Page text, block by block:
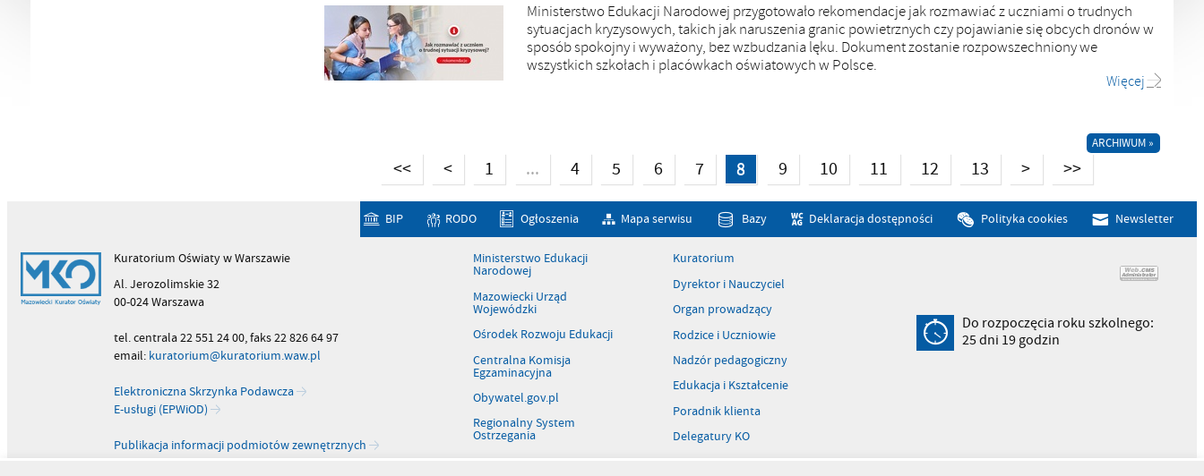
Ministerstwo Edukacji Narodowej przygotowało rekomendacje jak rozmawiać z uczniami o trudnych
sytuacjach kryzysowych, takich jak naruszenia granic powietrznych czy pojawianie się obcych dronów w
sposób spokojny i wyważony, bez wzbudzania lęku. Dokument zostanie rozpowszechniony we
wszystkich szkołach i placówkach oświatowych w Polsce.
Więcej
ARCHIWUM »
<< < 1 ... 4 5 6 7 8 9 10 11 12 13 > >>
Kuratorium Oświaty w Warszawie
Al. Jerozolimskie 32
00-024 Warszawa
tel. centrala 22 551 24 00, faks 22 826 64 97
email: kuratorium@kuratorium.waw.pl
Elektroniczna Skrzynka Podawcza
E-usługi (EPWiOD)
Publikacja informacji podmiotów zewnętrznych
BIP RODO Ogłoszenia Mapa serwisu Bazy Deklaracja dostępności Polityka cookies Newsletter
Ministerstwo Edukacji
Narodowej
Mazowiecki Urząd
Wojewódzki
Ośrodek Rozwoju Edukacji
Centralna Komisja
Egzaminacyjna
Obywatel.gov.pl
Regionalny System
Ostrzegania
Kuratorium
Dyrektor i Nauczyciel
Organ prowadzący
Rodzice i Uczniowie
Nadzór pedagogiczny
Edukacja i Kształcenie
Poradnik klienta
Delegatury KO
Patronaty
Do rozpoczęcia roku szkolnego:
25dni 19 godzin